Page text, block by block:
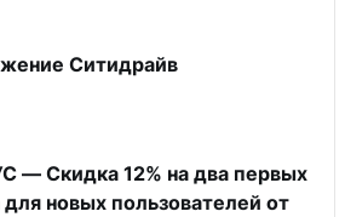
Ситидрайв
— Скидка 12% на два первых
для новых пользователей от